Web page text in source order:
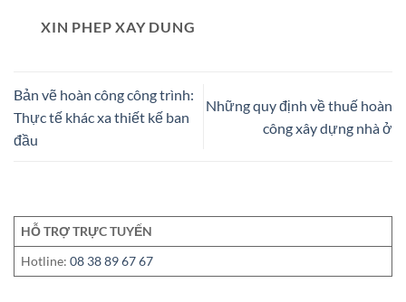
XIN PHEP XAY DUNG
Bản vẽ hoàn công công trình:
Thực tế khác xa thiết kế ban
đầu
Những quy định về thuế hoàn
công xây dựng nhà ở
HỖ TRỢ TRỰC TUYẾN
Hotline:08 38 89 67 67